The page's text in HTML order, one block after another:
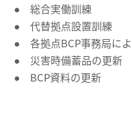
● 総合実働訓練
● 代替拠点設置訓練
● 各拠点BCP事務局に
● 災害時備蓄品の更新
● BCP資料の更新